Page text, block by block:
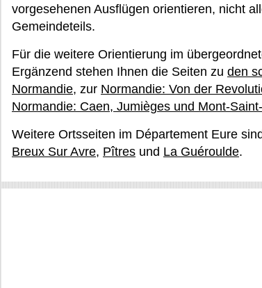
vorgesehenen Ausflügen orientieren, nicht
Gemeindeteils.
Für die weitere Orientierung im
Ergänzend stehen Ihnen die Seiten zu den
Normandie, zur Normandie: Von der
Normandie: Caen, Jumièges und Mont-
Weitere Ortsseiten im Département Eure sind
Breux Sur Avre, Pîtres und La Guéroulde.